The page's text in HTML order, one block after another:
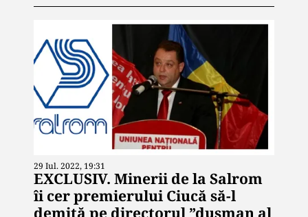
29 Iul. 2022, 19:31
EXCLUSIV. Minerii de la Salrom
îi cer premierului Ciucă să-l
demită pe directorul ”dușman al